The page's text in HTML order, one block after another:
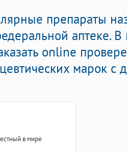
препараты
аптеке.
online
марок с
в мире